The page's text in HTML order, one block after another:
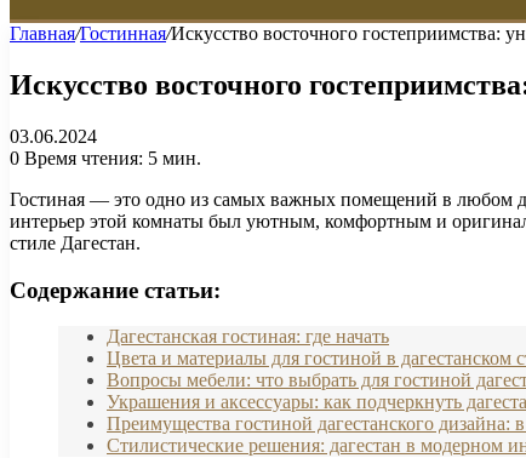
Главная/Гостинная/Искусство восточного гостеприимства:
Искусство восточного
03.06.2024
0 Время чтения: 5 мин.
Гостиная — это одно из самых важных помещений в любом
интерьер этой комнаты был уютным, комфортным и
стиле Дагестан.
Содержание статьи:
Дагестанская гостиная: где начать
Цвета и материалы для гостиной в дагестанском
Вопросы мебели: что выбрать для гостиной
Украшения и аксессуары: как подчеркнуть
Преимущества гостиной дагестанского дизайна:
Стилистические решения: дагестан в модерном